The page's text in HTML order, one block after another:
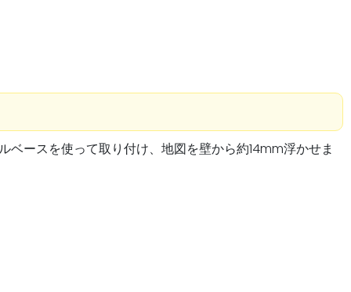
ースを使って取り付け、地図を壁から約14mm浮かせま